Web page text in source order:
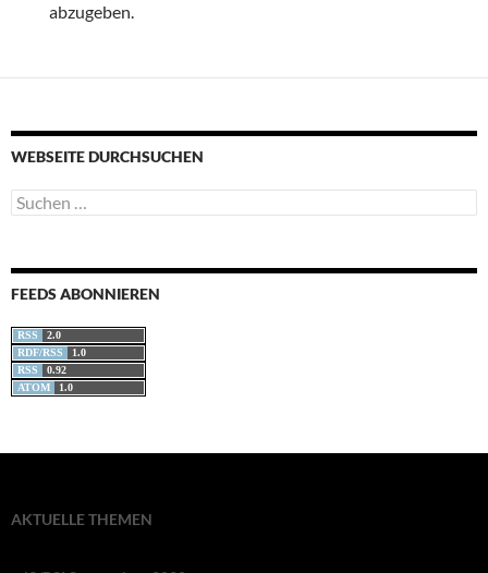
abzugeben.
WEBSEITE DURCHSUCHEN
Suchen
nach:
FEEDS ABONNIEREN
RSS
2.0
RDF/RSS
1.0
RSS
0.92
ATOM
1.0
AKTUELLE THEMEN